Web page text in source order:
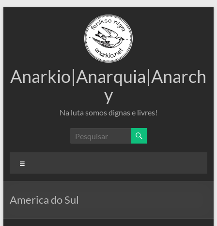
Anarkio|Anarquia|Anarch
y
Na luta somos dignas e livres!
America do Sul